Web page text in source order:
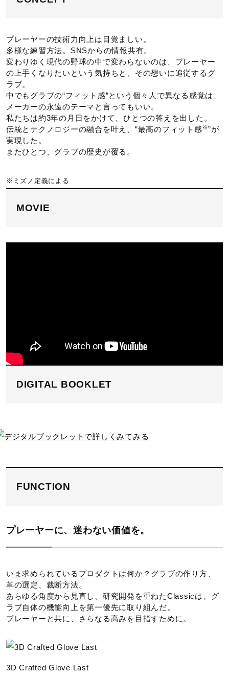
発売シーズン
2025年春夏
プレーヤーの技術力向上は目覚ましい。
多様な練習方法。SNSからの情報共有。
変わりゆく現代の野球の中で変わらないのは、プレーヤー
の上手くなりたいという気持ちと、その想いに追従するグ
ラブ。
中でもグラブの“フィット感”という個々人で異なる感覚は、
メーカーの永遠のテーマと言ってもいい。
私たちは約3年の月日をかけて、ひとつの答えを出した。
伝統とテクノロジーの融合を叶え、“最高のフィット感※”が
実現した。
またひとつ、グラブの歴史が覆る。
※ミズノ定義による
MOVIE
DIGITAL BOOKLET
FUNCTION
プレーヤーに、迷わない価値を。
いま求められているプロダクトは何か？グラブの作り方、
革の選定、裁断方法。
あらゆる角度から見直し、研究開発を重ねたClassicは、グ
ラブ自体の機能向上を第一優先に取り組んだ。
プレーヤーと共に、さらなる高みを目指すために。
3D Crafted Glove Last